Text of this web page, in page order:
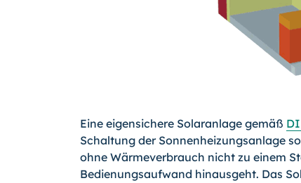
Eine eigensichere Solaranlage gemäß
Schaltung der Sonnenheizungsanlage
ohne Wärmeverbrauch nicht zu einem
Bedienungsaufwand hinausgeht. Das